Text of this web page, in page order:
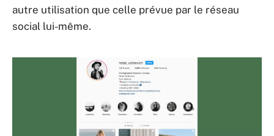
autre utilisation que celle prévue par le réseau
social lui-même.